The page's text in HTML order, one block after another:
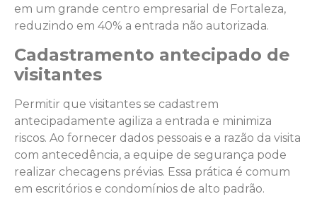
em um grande centro empresarial de Fortaleza,
reduzindo em 40% a entrada não autorizada.
Cadastramento antecipado de
visitantes
Permitir que visitantes se cadastrem
antecipadamente agiliza a entrada e minimiza
riscos. Ao fornecer dados pessoais e a razão da visita
com antecedência, a equipe de segurança pode
realizar checagens prévias. Essa prática é comum
em escritórios e condomínios de alto padrão.